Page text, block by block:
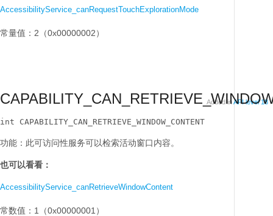
AccessibilityService_canRequestTouchExplorationMode
常量值：2（0x00000002）
Added inAPI level 18
int CAPABILITY_CAN_RETRIEVE_WINDOW_CONTENT
功能：此可访问性服务可以检索活动窗口内容。
也可以看看：
AccessibilityService_canRetrieveWindowContent
常数值：1（0x00000001）